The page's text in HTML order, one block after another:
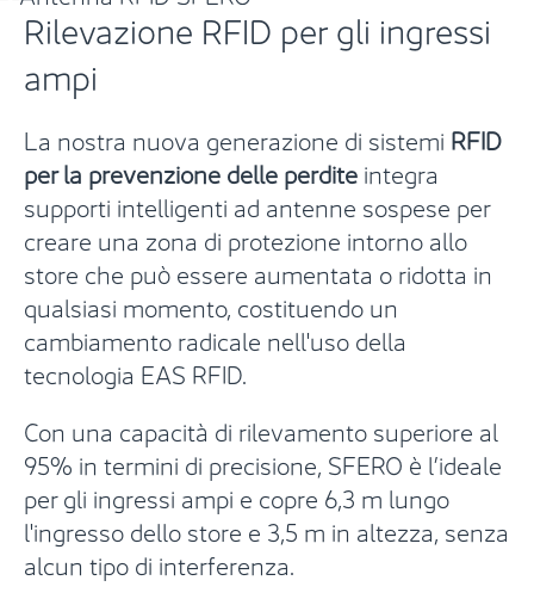
Rilevazione RFID per gli ingressi
ampi
La nostra nuova generazione di sistemi RFID
per la prevenzione delle perditeintegra
supporti intelligenti ad antenne sospese per
creare una zona di protezione intorno allo
store che può essere aumentata o ridotta in
qualsiasi momento, costituendo un
cambiamento radicale nell'uso della
tecnologia EAS RFID.
Con una capacità di rilevamento superiore al
95% in termini di precisione, SFERO è l’ideale
per gli ingressi ampi e copre 6,3 m lungo
l'ingresso dello store e 3,5 m in altezza, senza
alcun tipo di interferenza.